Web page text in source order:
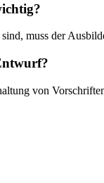
muss der
von